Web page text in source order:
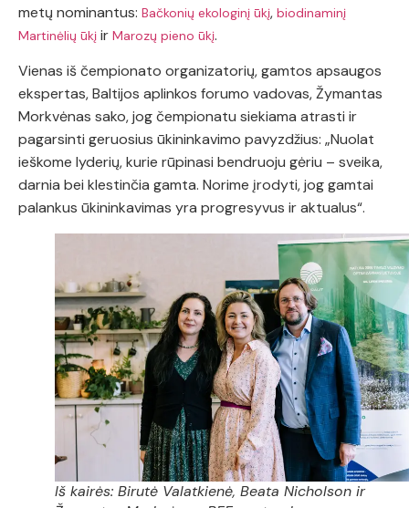
metų nominantus: Bačkonių ekologinį ūkį, biodinaminį
Martinėlių ūkį ir Marozų pieno ūkį.
Vienas iš čempionato organizatorių, gamtos apsaugos
ekspertas, Baltijos aplinkos forumo vadovas, Žymantas
Morkvėnas sako, jog čempionatu siekiama atrasti ir
pagarsinti geruosius ūkininkavimo pavyzdžius: „Nuolat
ieškome lyderių, kurie rūpinasi bendruoju gėriu – sveika,
darnia bei klestinčia gamta. Norime įrodyti, jog gamtai
palankus ūkininkavimas yra progresyvus ir aktualus“.
Iš kairės: Birutė Valatkienė, Beata Nicholson ir